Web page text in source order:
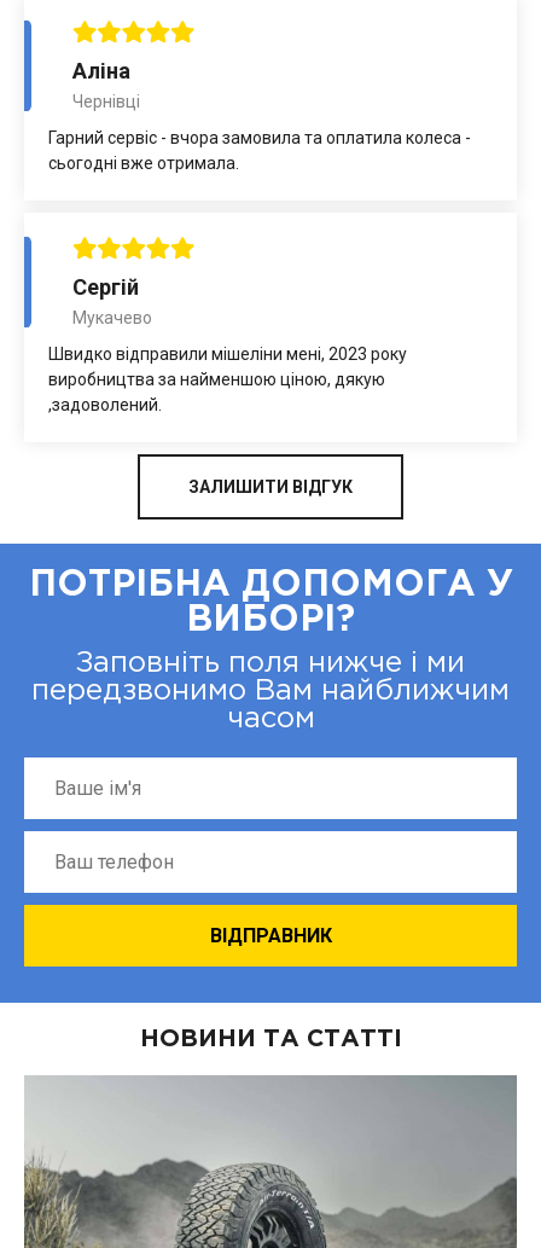
Аліна
Чернівці
Гарний сервіс - вчора замовила та оплатила колеса -
сьогодні вже отримала.
Сергій
Мукачево
Швидко відправили мішеліни мені, 2023 року
виробництва за найменшою ціною, дякую
,задоволений.
ЗАЛИШИТИ ВІДГУК
ПОТРІБНА ДОПОМОГА У
ВИБОРІ?
Заповніть поля нижче і ми
передзвонимо Вам найближчим
часом
НОВИНИ ТА СТАТТІ